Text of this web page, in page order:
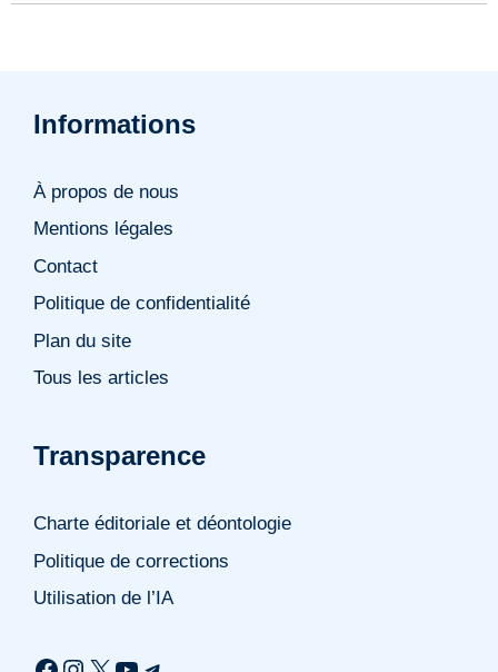
Informations
À propos de nous
Mentions légales
Contact
Politique de confidentialité
Plan du site
Tous les articles
Transparence
Charte éditoriale et déontologie
Politique de corrections
Utilisation de l’IA